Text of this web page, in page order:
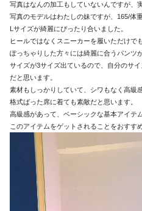
写真はなんの加工もしていないんですが、
写真のモデルはわたしの妹ですが、165/体
Lサイズが綺麗にぴったり合いました。
ヒールではなくスニーカーを履いただけで
ぽっちゃりした方々には綺麗に合うパンツ
サイズが3サイズ出ているので、自分のサ
だと思います。
素材もしっかりしていて、シワもなく高級
格式ばった席に着ても素敵だと思います。
高級感があって、ベーシックな基本アイテ
このアイテムをゲットされることをおすす